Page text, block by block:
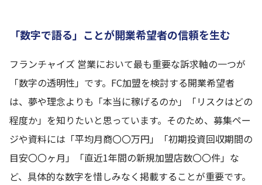
「数字で語る」ことが開業希望者の信頼を生む
フランチャイズ 営業において最も重要な訴求軸の一つが
「数字の透明性」です。FC加盟を検討する開業希望者
は、夢や理念よりも「本当に稼げるのか」「リスクはどの
程度か」を知りたいと思っています。そのため、募集ペー
ジや資料には「平均月商〇〇万円」「初期投資回収期間の
目安〇〇ヶ月」「直近1年間の新規加盟店数〇〇件」な
ど、具体的な数字を惜しみなく掲載することが重要です。